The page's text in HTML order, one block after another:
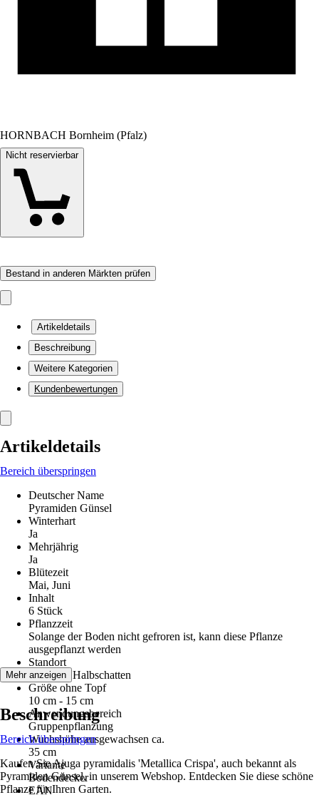
HORNBACH Bornheim (Pfalz)
Nicht reservierbar
Bestand in anderen Märkten prüfen
Artikeldetails
Beschreibung
Weitere Kategorien
Kundenbewertungen
Artikeldetails
Bereich überspringen
Deutscher Name
Pyramiden Günsel
Winterhart
Ja
Mehrjährig
Ja
Blütezeit
Mai, Juni
Inhalt
6 Stück
Pflanzzeit
Solange der Boden nicht gefroren ist, kann diese Pflanze
ausgepflanzt werden
Standort
Schatten, Halbschatten
Größe ohne Topf
10 cm - 15 cm
Anwendungsbereich
Gruppenpflanzung
Wuchshöhe ausgewachsen ca.
35 cm
Variante
Bodendecker
EAN
Mehr anzeigen
Beschreibung
Bereich überspringen
Kaufen Sie Ajuga pyramidalis 'Metallica Crispa', auch bekannt als
Pyramiden Günsel, in unserem Webshop. Entdecken Sie diese schöne
Pflanze für Ihren Garten.